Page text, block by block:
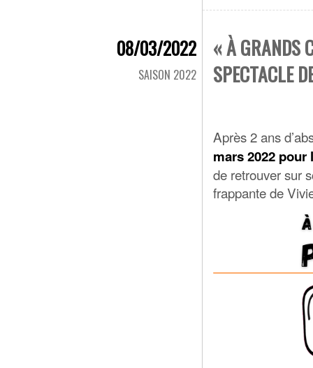
08/03/2022
SAISON 2022
« À GRANDS
SPECTACLE
Après 2 ans
mars 2022
de retrouver sur
frappante de